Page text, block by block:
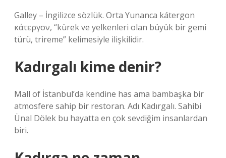
Galley – İngilizce sözlük. Orta Yunanca kátergon
κάτεργον, “kürek ve yelkenleri olan büyük bir gemi
türü, trireme” kelimesiyle ilişkilidir.
Kadırgalı kime denir?
Mall of İstanbul’da kendine has ama bambaşka bir
atmosfere sahip bir restoran. Adı Kadırgalı. Sahibi
Ünal Dölek bu hayatta en çok sevdiğim insanlardan
biri.